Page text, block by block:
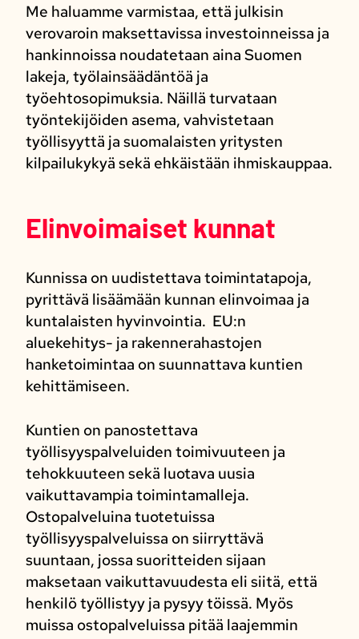
Me haluamme varmistaa, että julkisin
verovaroin maksettavissa investoinneissa ja
hankinnoissa noudatetaan aina Suomen
lakeja, työlainsäädäntöä ja
työehtosopimuksia. Näillä turvataan
työntekijöiden asema, vahvistetaan
työllisyyttä ja suomalaisten yritysten
kilpailukykyä sekä ehkäistään ihmiskauppaa.
Elinvoimaiset kunnat
Kunnissa on uudistettava toimintatapoja,
pyrittävä lisäämään kunnan elinvoimaa ja
kuntalaisten hyvinvointia. EU:n
aluekehitys- ja rakennerahastojen
hanketoimintaa on suunnattava kuntien
kehittämiseen.
Kuntien on panostettava
työllisyyspalveluiden toimivuuteen ja
tehokkuuteen sekä luotava uusia
vaikuttavampia toimintamalleja.
Ostopalveluina tuotetuissa
työllisyyspalveluissa on siirryttävä
suuntaan, jossa suoritteiden sijaan
maksetaan vaikuttavuudesta eli siitä, että
henkilö työllistyy ja pysyy töissä. Myös
muissa ostopalveluissa pitää laajemmin